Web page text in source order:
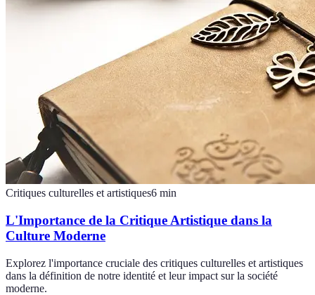
Critiques culturelles et artistiques6 min
L'Importance de la Critique Artistique dans la
Culture Moderne
Explorez l'importance cruciale des critiques culturelles et artistiques
dans la définition de notre identité et leur impact sur la société
moderne.